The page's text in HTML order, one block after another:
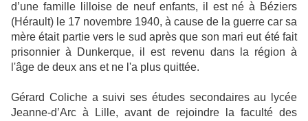
d’une famille lilloise de neuf enfants, il est né à Béziers
(Hérault) le 17 novembre 1940, à cause de la guerre car sa
mère était partie vers le sud après que son mari eut été fait
prisonnier à Dunkerque, il est revenu dans la région à
l'âge de deux ans et ne l'a plus quittée.
Gérard Coliche a suivi ses études secondaires au lycée
Jeanne-d’Arc à Lille, avant de rejoindre la faculté des